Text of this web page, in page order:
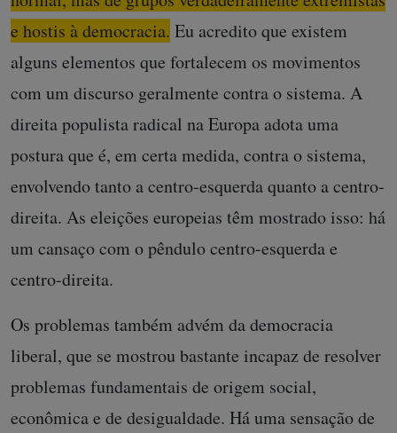
e hostis à democracia. Eu acredito que existem
alguns elementos que fortalecem os movimentos
com um discurso geralmente contra o sistema. A
direita populista radical na Europa adota uma
postura que é, em certa medida, contra o sistema,
envolvendo tanto a centro-esquerda quanto a centro-
direita. As eleições europeias têm mostrado isso: há
um cansaço com o pêndulo centro-esquerda e
centro-direita.
Os problemas também advém da democracia
liberal, que se mostrou bastante incapaz de resolver
problemas fundamentais de origem social,
econômica e de desigualdade. Há uma sensação de